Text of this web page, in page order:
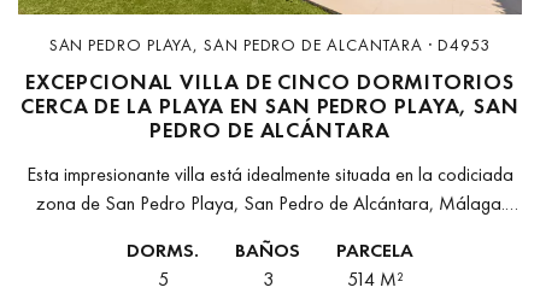
SAN PEDRO PLAYA, SAN PEDRO DE ALCANTARA · D4953
EXCEPCIONAL VILLA DE CINCO DORMITORIOS
CERCA DE LA PLAYA EN SAN PEDRO PLAYA, SAN
PEDRO DE ALCÁNTARA
Esta impresionante villa está idealmente situada en la codiciada
zona de San Pedro Playa, San Pedro de Alcántara, Málaga.
DORMS.
5
BAÑOS
3
PARCELA
514 M²